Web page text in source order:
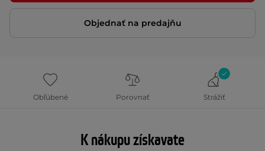
Objednať na predajňu
Obľúbené Porovnať Strážiť
K nákupu získavate